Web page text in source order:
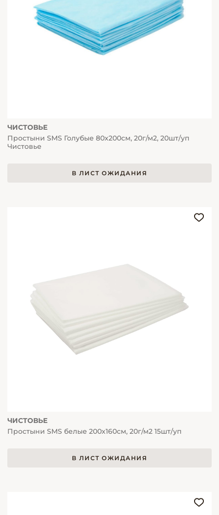
ЧИСТОВЬЕ
Простыни SMS Голубые 80х200см, 20г/м2, 20шт/уп
Чистовье
В ЛИСТ ОЖИДАНИЯ
ЧИСТОВЬЕ
Простыни SMS белые 200х160см, 20г/м2 15шт/уп
В ЛИСТ ОЖИДАНИЯ